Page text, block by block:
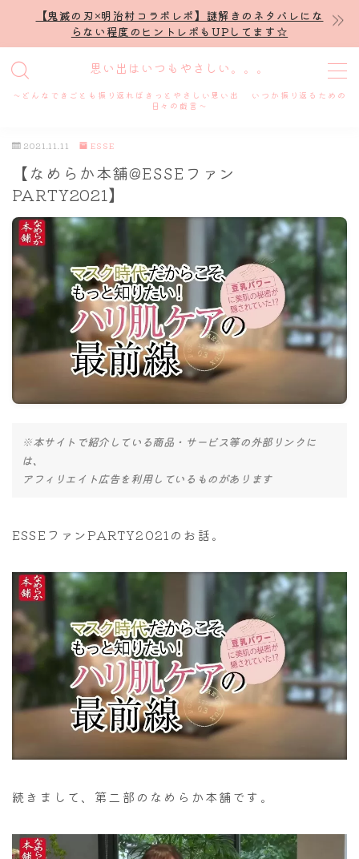
【鬼滅の刃×明治村コラボレポ】謎解きのネタバレにな
らない程度のヒントレポもUPしてます☆
思い出はいつもやさしい。。。
～どんなできごとも振り返ればきっとやさしい思い出 いつか振り返るための
日々の戯言～
MENU
プロフィール
謎解き
ホテル滞在記
舞台・ライブ
名古屋
ナナちゃん人形
2021.11.11 ESSE
【なめらか本舗@ESSEファン
PARTY2021】
※本サイトで紹介している商品・サービス等の外部リンクに
は、
アフィリエイト広告を利用しているものがあります
ESSEファンPARTY2021のお話。
続きまして、第二部のなめらか本舗です。